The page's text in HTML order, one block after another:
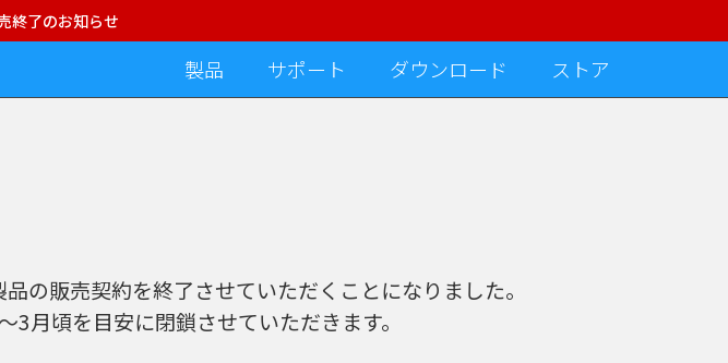
終了のお知らせ
製品 サポート ダウンロード ストア
の販売契約を終了させていただくことになりました。
月頃を目安に閉鎖させていただきます。